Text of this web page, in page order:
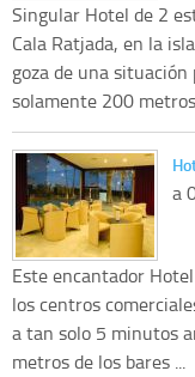
Singular Hotel de 2
Cala Ratjada, en la
goza de una
solamente 200
a
Este encantador
los centros
a tan solo 5 minutos
metros de los bares ...